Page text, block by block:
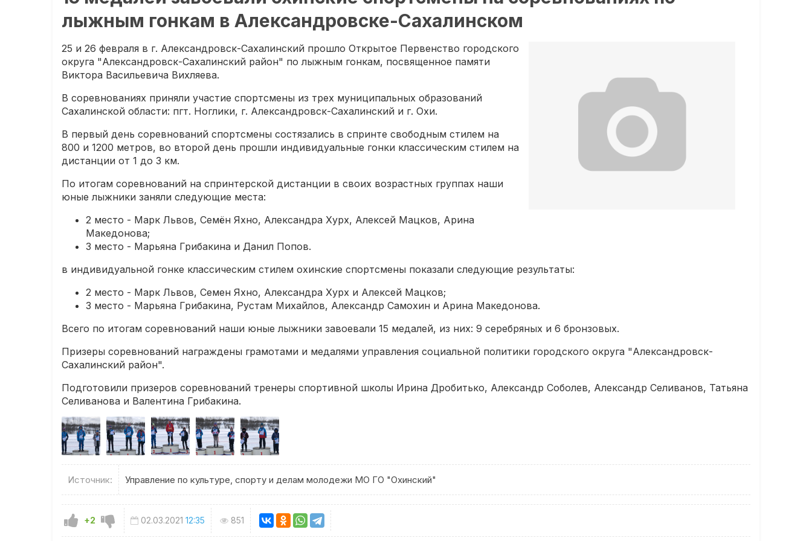
лыжным гонкам в Александровске-Сахалинском
25 и 26 февраля в г. Александровск-Сахалинский прошло Открытое Первенство городского
округа "Александровск-Сахалинский район" по лыжным гонкам, посвященное памяти
Виктора Васильевича Вихляева.
В соревнованиях приняли участие спортсмены из трех муниципальных образований
Сахалинской области: пгт. Ноглики, г. Александровск-Сахалинский и г. Охи.
В первый день соревнований спортсмены состязались в спринте свободным стилем на
800 и 1200 метров, во второй день прошли индивидуальные гонки классическим стилем на
дистанции от 1 до 3 км.
По итогам соревнований на спринтерской дистанции в своих возрастных группах наши
юные лыжники заняли следующие места:
2 место - Марк Львов, Семён Яхно, Александра Хурх, Алексей Мацков, Арина
Македонова;
3 место - Марьяна Грибакина и Данил Попов.
в индивидуальной гонке классическим стилем охинские спортсмены показали следующие результаты:
2 место - Марк Львов, Семен Яхно, Александра Хурх и Алексей Мацков;
3 место - Марьяна Грибакина, Рустам Михайлов, Александр Самохин и Арина Македонова.
Всего по итогам соревнований наши юные лыжники завоевали 15 медалей, из них: 9 серебряных и 6 бронзовых.
Призеры соревнований награждены грамотами и медалями управления социальной политики городского округа "Александровск-
Сахалинский район".
Подготовили призеров соревнований тренеры спортивной школы Ирина Дробитько, Александр Соболев, Александр Селиванов, Татьяна
Селиванова и Валентина Грибакина.
Источник: Управление по культуре, спорту и делам молодежи МО ГО "Охинский"
+2 02.03.2021 12:35 851